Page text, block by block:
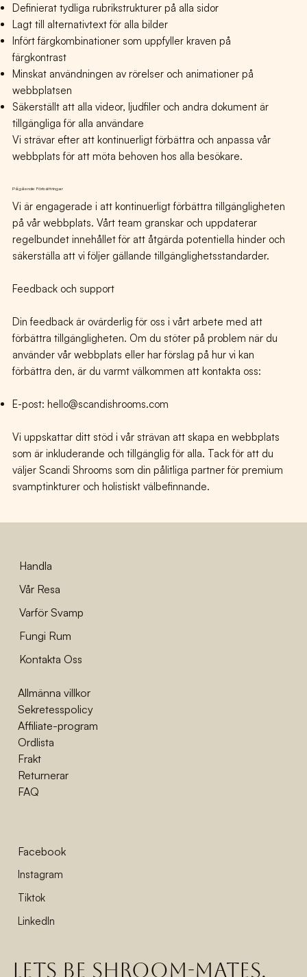
Definierat tydliga rubrikstrukturer på alla sidor
Lagt till alternativtext för alla bilder
Infört färgkombinationer som uppfyller kraven på
färgkontrast
Minskat användningen av rörelser och animationer på
webbplatsen
Säkerställt att alla videor, ljudfiler och andra dokument är
tillgängliga för alla användare
Vi strävar efter att kontinuerligt förbättra och anpassa vår
webbplats för att möta behoven hos alla besökare.
Pågående Förbättringar
Vi är engagerade i att kontinuerligt förbättra tillgängligheten
på vår webbplats. Vårt team granskar och uppdaterar
regelbundet innehållet för att åtgärda potentiella hinder och
säkerställa att vi följer gällande tillgänglighetsstandarder.
Feedback och support
Din feedback är ovärderlig för oss i vårt arbete med att
förbättra tillgängligheten. Om du stöter på problem när du
använder vår webbplats eller har förslag på hur vi kan
förbättra den, är du varmt välkommen att kontakta oss:
E-post: hello@scandishrooms.com
Vi uppskattar ditt stöd i vår strävan att skapa en webbplats
som är inkluderande och tillgänglig för alla. Tack för att du
väljer Scandi Shrooms som din pålitliga partner för premium
svamptinkturer och holistiskt välbefinnande.
Handla
Vår Resa
Varför Svamp
Fungi Rum
Kontakta Oss
Allmänna villkor
Sekretesspolicy
Affiliate-program
Ordlista
Frakt
Returnerar
FAQ
Facebook
Instagram
Tiktok
LinkedIn
lets be shroom-mates,